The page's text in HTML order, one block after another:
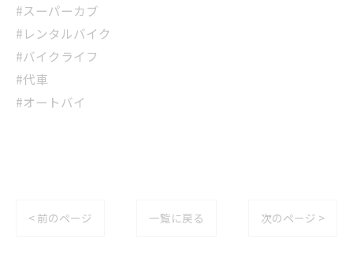
#スーパーカブ
#レンタルバイク
#バイクライフ
#代車
#オートバイ
< 前のページ 一覧に戻る 次のページ >